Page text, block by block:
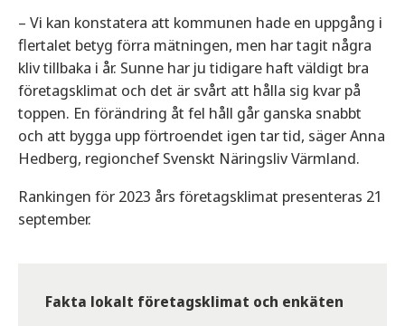
– Vi kan konstatera att kommunen hade en uppgång i
flertalet betyg förra mätningen, men har tagit några
kliv tillbaka i år. Sunne har ju tidigare haft väldigt bra
företagsklimat och det är svårt att hålla sig kvar på
toppen. En förändring åt fel håll går ganska snabbt
och att bygga upp förtroendet igen tar tid, säger Anna
Hedberg, regionchef Svenskt Näringsliv Värmland.
Rankingen för 2023 års företagsklimat presenteras 21
september.
Fakta lokalt företagsklimat och enkäten